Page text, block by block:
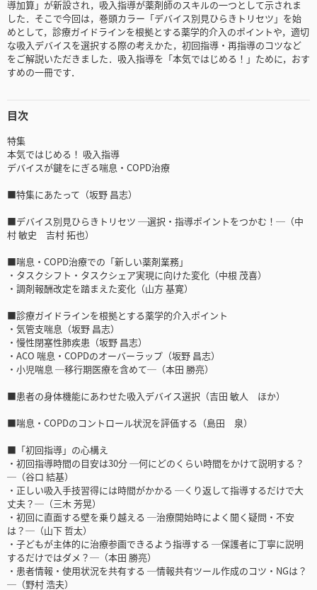
導加算」が新設され，吸入指導が薬剤師のスキルの一つとして示されま
した．そこで今回は，巻頭カラー「デバイス別見ひらきトリセツ」を始
めとして，診療ガイドラインを根拠とする薬学的介入のポイントや，適切
な吸入デバイスを選択する際の考えかた，初回指導・再指導のコツなど
をご解説いただきました．吸入指導を「本気ではじめる！」ために，おす
すめの一冊です．
目次
特集
本気ではじめる！ 吸入指導
デバイスが鍵をにぎる喘息・COPD治療
■特集にあたって（坂野 昌志）
■デバイス別見ひらきトリセツ ─選択・指導ポイントをつかむ！─（中
村 敏史 吉村 拓也）
■喘息・COPD治療での「新しい薬剤業務」
・タスクシフト・タスクシェア実現に向けた変化（中根 茂喜）
・調剤報酬改定を踏まえた変化（山方 基寛）
■診療ガイドラインを根拠とする薬学的介入ポイント
・気管支喘息（坂野 昌志）
・慢性閉塞性肺疾患（坂野 昌志）
・ACO 喘息・COPDのオーバーラップ（坂野 昌志）
・小児喘息 ─移行期医療を含めて─（本田 勝亮）
■患者の身体機能にあわせた吸入デバイス選択（吉田 敏人 ほか）
■喘息・COPDのコントロール状況を評価する（島田 泉）
■「初回指導」の心構え
・初回指導時間の目安は30分 ─何にどのくらい時間をかけて説明する？
─（谷口 結基）
・正しい吸入手技習得には時間がかかる ─くり返して指導するだけで大
丈夫？─（三木 芳晃）
・初回に直面する壁を乗り越える ─治療開始時によく聞く疑問・不安
は？─（山下 哲太）
・子どもが主体的に治療参画できるよう指導する ─保護者に丁寧に説明
するだけではダメ？─（本田 勝亮）
・患者情報・使用状況を共有する ─情報共有ツール作成のコツ・NGは？
─（野村 浩夫）